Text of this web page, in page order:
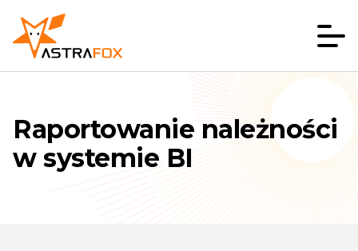
Raportowanie należności
w systemie BI